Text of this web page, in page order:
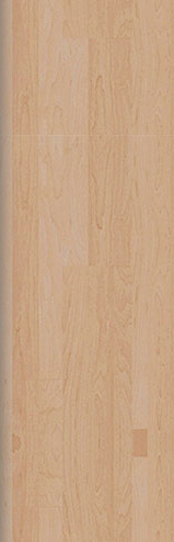
bersama Yayasan
Jonggol sedang merintis
Rumah Qur’an dan
Terpadu (TKIT) An Najjah
Taklim di Jonggol,...